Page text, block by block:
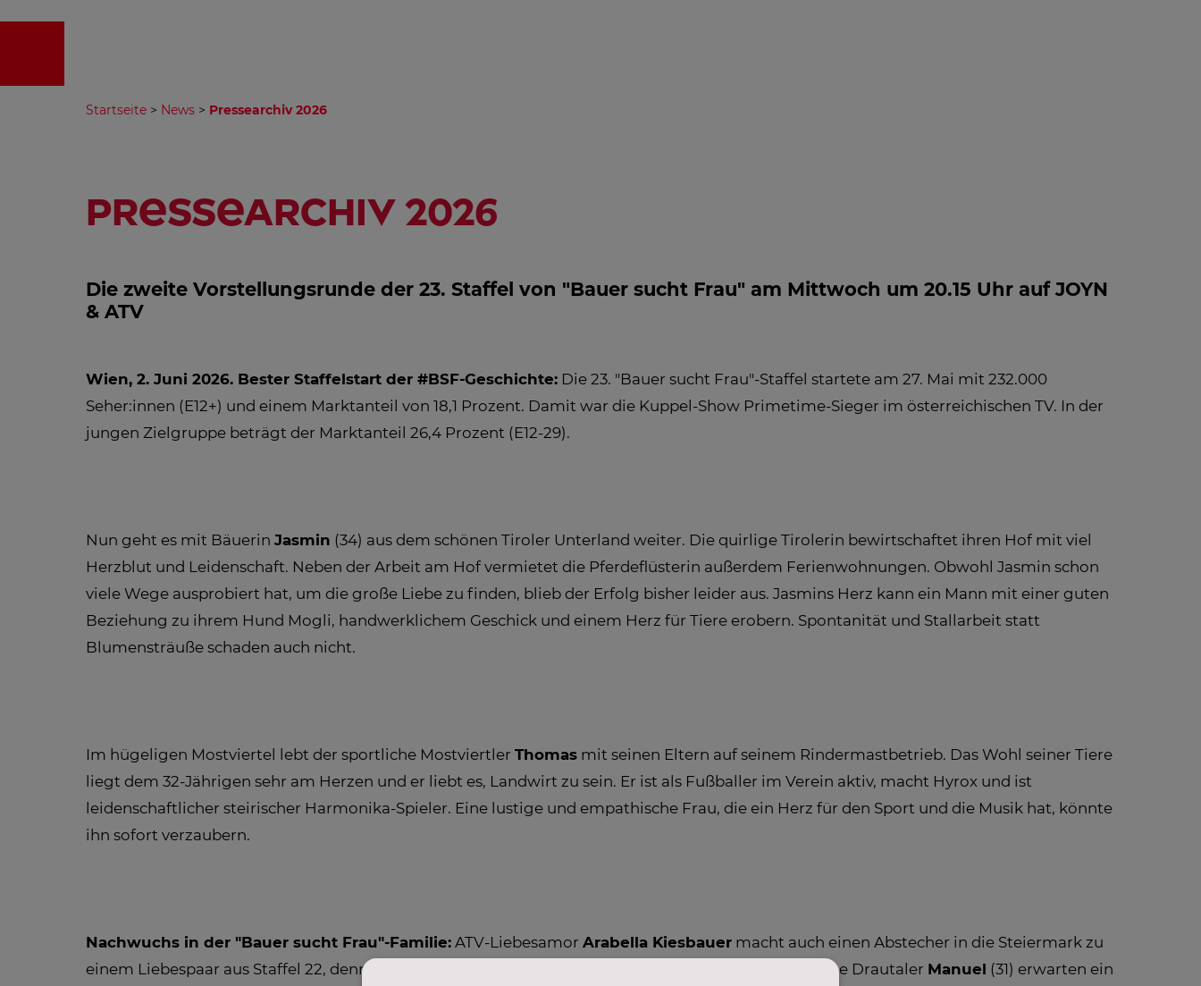
Startseite > News > Pressearchiv 2026
Pressearchiv 2026
Die zweite Vorstellungsrunde der 23. Staffel von "Bauer sucht Frau" am Mittwoch um 20.15 Uhr auf JOYN
& ATV
Wien, 2. Juni 2026. Bester Staffelstart der #BSF-Geschichte: Die 23. "Bauer sucht Frau"-Staffel startete am 27. Mai mit 232.000
Seher:innen (E12+) und einem Marktanteil von 18,1 Prozent. Damit war die Kuppel-Show Primetime-Sieger im österreichischen TV. In der
jungen Zielgruppe beträgt der Marktanteil 26,4 Prozent (E12-29).
Nun geht es mit Bäuerin Jasmin (34) aus dem schönen Tiroler Unterland weiter. Die quirlige Tirolerin bewirtschaftet ihren Hof mit viel
Herzblut und Leidenschaft. Neben der Arbeit am Hof vermietet die Pferdeflüsterin außerdem Ferienwohnungen. Obwohl Jasmin schon
viele Wege ausprobiert hat, um die große Liebe zu finden, blieb der Erfolg bisher leider aus. Jasmins Herz kann ein Mann mit einer guten
Beziehung zu ihrem Hund Mogli, handwerklichem Geschick und einem Herz für Tiere erobern. Spontanität und Stallarbeit statt
Blumensträuße schaden auch nicht.
Im hügeligen Mostviertel lebt der sportliche Mostviertler Thomas mit seinen Eltern auf seinem Rindermastbetrieb. Das Wohl seiner Tiere
liegt dem 32-Jährigen sehr am Herzen und er liebt es, Landwirt zu sein. Er ist als Fußballer im Verein aktiv, macht Hyrox und ist
leidenschaftlicher steirischer Harmonika-Spieler. Eine lustige und empathische Frau, die ein Herz für den Sport und die Musik hat, könnte
ihn sofort verzaubern.
Nachwuchs in der "Bauer sucht Frau"-Familie: ATV-Liebesamor Arabella Kiesbauer macht auch einen Abstecher in die Steiermark zu
einem Liebespaar aus Staffel 22, denn die engagierte Milchbäuerin
(27) und der dynamische Drautaler Manuel (31) erwarten ein